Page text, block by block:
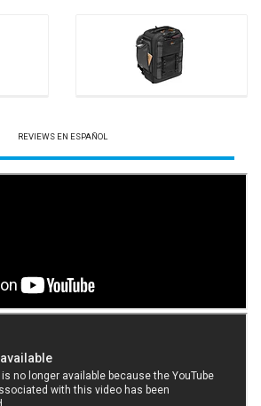
REVIEWS EN ESPAÑOL